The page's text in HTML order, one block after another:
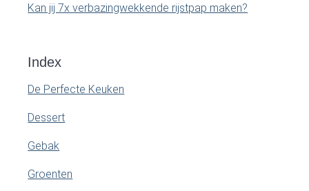
Kan jij 7x verbazingwekkende rijstpap maken?
Index
De Perfecte Keuken
Dessert
Gebak
Groenten